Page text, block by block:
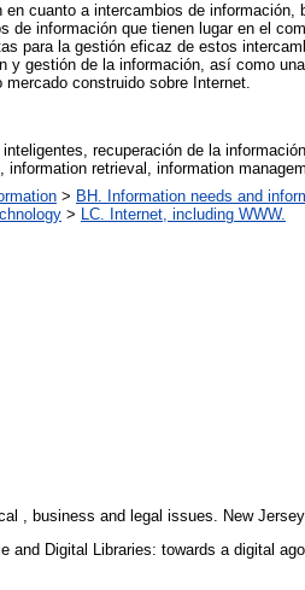
cuanto a intercambios de
de información que tienen lugar en el
para la gestión eficaz de estos
y gestión de la información, así como
construido sobre Internet.
recuperación de la
retrieval, information
> BH. Information needs and
>
LC. Internet, including WWW.
, business and legal issues. New
Digital Libraries: towards a digital